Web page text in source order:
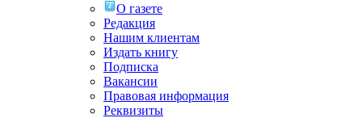
О газете
Редакция
Нашим клиентам
Издать книгу
Подписка
Вакансии
Правовая информация
Реквизиты